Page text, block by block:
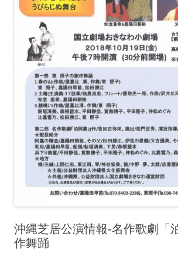
沖縄芝居公演情報‐名作歌劇「
作舞踊